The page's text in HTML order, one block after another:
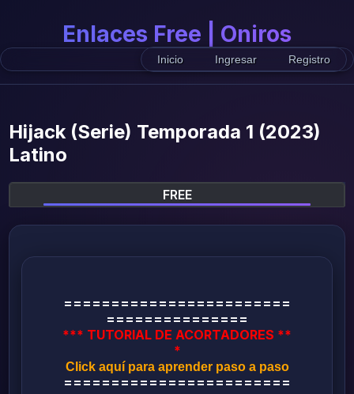
Enlaces Free | Oniros
Inicio Ingresar Registro
Hijack (Serie) Temporada 1 (2023)
Latino
FREE
========================
===============
*** TUTORIAL DE ACORTADORES **
*
Click aquí para aprender paso a paso
========================